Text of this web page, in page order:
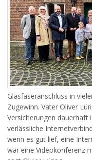
Glasfaseranschluss in
Zugewinn. Vater Oliver
Versicherungen
verlässliche
wenn es gut lief, eine
war eine Videokonferenz